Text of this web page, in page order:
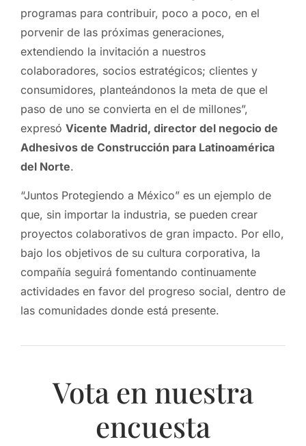
programas para contribuir, poco a poco, en el
porvenir de las próximas generaciones,
extendiendo la invitación a nuestros
colaboradores, socios estratégicos; clientes y
consumidores, planteándonos la meta de que el
paso de uno se convierta en el de millones”,
expresó Vicente Madrid, director del negocio de
Adhesivos de Construcción para Latinoamérica
del Norte.
“Juntos Protegiendo a México” es un ejemplo de
que, sin importar la industria, se pueden crear
proyectos colaborativos de gran impacto. Por ello,
bajo los objetivos de su cultura corporativa, la
compañía seguirá fomentando continuamente
actividades en favor del progreso social, dentro de
las comunidades donde está presente.
Vota en nuestra
encuesta